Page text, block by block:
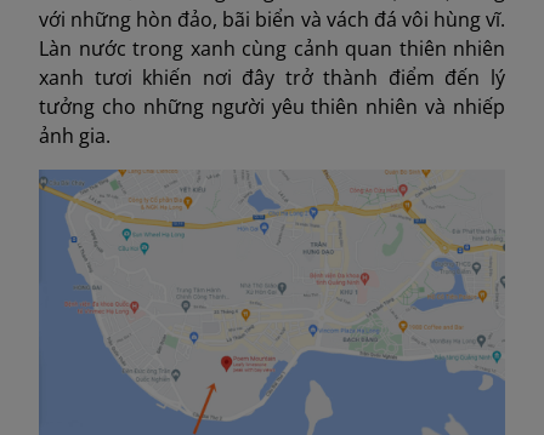
với những hòn đảo, bãi biển và vách đá vôi hùng vĩ.
Làn nước trong xanh cùng cảnh quan thiên nhiên
xanh tươi khiến nơi đây trở thành điểm đến lý
tưởng cho những người yêu thiên nhiên và nhiếp
ảnh gia.